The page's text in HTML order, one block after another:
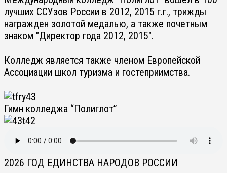
лучших ССУзов России в 2012, 2015 г.г., трижды
награжден золотой медалью, а также почетным
знаком "Директор года 2012, 2015".
Колледж является также членом Европейской
Ассоциации школ туризма и гостеприимства.
Гимн колледжа “Полиглот”
2026 ГОД ЕДИНСТВА НАРОДОВ РОССИИ